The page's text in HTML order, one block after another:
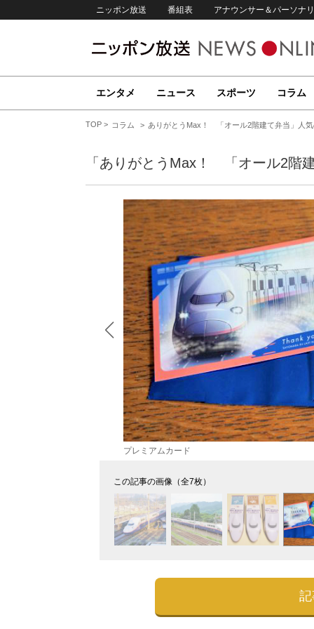
ニッポン放送 番組表 アナウンサー＆パーソナ
エンタメ ニュース スポーツ コラム
TOP コラム ありがとうMax！ 「オール2階建て弁当」人
「ありがとうMax！ 「オール2階
プレミアムカード
この記事の画像（全7枚）